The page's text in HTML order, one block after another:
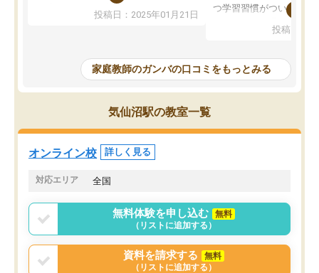
を開いてzoomを繋げるようになりまし
た！5科目なんでもOKなのもとても気
めて1年ほどだった今では平均点以上の
科目が増えてきました！あと1年受験ま
であるので無料の週末教室を使用しな
がら頑張って欲しいと思います！
投稿日：2025年01月21日
つ学習習慣がついてきま
指導が無い日も予定表
問できるのでとても助か
投稿日：
家庭教師のガンバの口コミをもっとみる
気仙沼駅の教室一覧
オンライン校 詳しく見る
対応エリア 全国
無料体験を申し込む
無料
（リストに追加する）
資料を請求する
無料
（リストに追加する）